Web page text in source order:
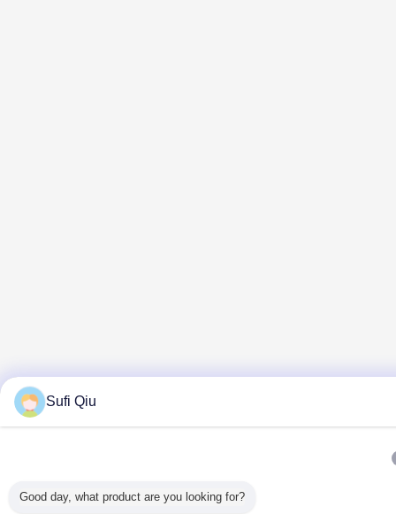
Sufi Qiu
Good day, what product are you looking for?